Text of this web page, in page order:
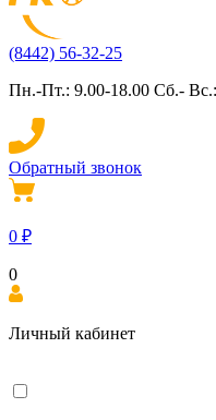
(8442) 56-32-25
Пн.-Пт.: 9.00-18.00 Сб.-
Обратный звонок
0 ₽
0
Личный кабинет